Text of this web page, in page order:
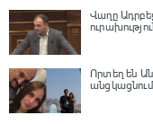
Վաղը
Որտեղ են
անցկացնում